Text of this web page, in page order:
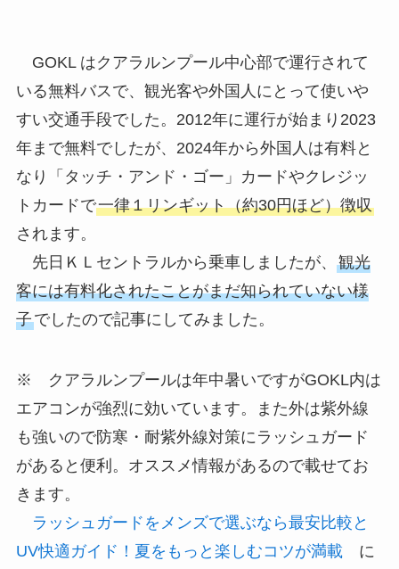
GOKL はクアラルンプール中心部で運行されて
いる無料バスで、観光客や外国人にとって使いや
すい交通手段でした。2012年に運行が始まり2023
年まで無料でしたが、2024年から外国人は有料と
なり「タッチ・アンド・ゴー」カードやクレジッ
トカードで一律１リンギット（約30円ほど）徴収
されます。
先日ＫＬセントラルから乗車しましたが、 観光
客には有料化されたことがまだ知られていない様
子でしたので記事にしてみました。
※ クアラルンプールは年中暑いですがGOKL内は
エアコンが強烈に効いています。また外は紫外線
も強いので防寒・耐紫外線対策にラッシュガード
があると便利。オススメ情報があるので載せてお
きます。
ラッシュガードをメンズで選ぶなら最安比較と
UV快適ガイド！夏をもっと楽しむコツが満載 に